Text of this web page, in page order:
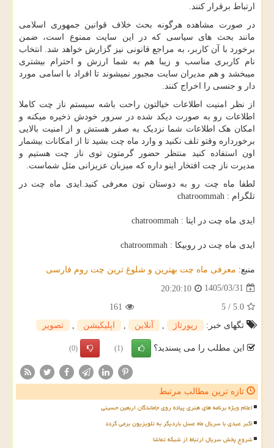
ارتباط برقرار کنند.
در صورت مشاهده هرگونه بحث خلاف قوانین جمهوری اسلامی
مانند بحث های سیاسی که در این سایت ممنوع است، ضمن
برخورد با آن کاربر، به مراجع قانونی نیز گزارش خواهد شد. انتخاب
نام کاربری مناسب و زیبا هم به شما ارزش و احترام بیشتری
میبخشد و هم مدیران سایت مجبور نمیشوند تا افراد با اسامی مورد
دار و جنسی را اخراج کنند.
از نظر امنیت اطلاعات خیالتون راحت باشه سیستم ناز چت کاملا
اطلاعات رو به صورت دیکد شده در سرور خودش ذخیره میکنه و
امکان هک اطلاعات شما نزدیک به صفر هستش و از امنیت بالایی
برخورداره وقتو تلف نکنید و وارد ماه چت بشید تا از امکانات بیشمار
اون استفاده کنید منتظر حضور گرمتون توی ناز چت هستیم و
مدیرت ناز چت افتخار اینو داره که میزبان عزیزانی مثل شماست.
لطفا ماه چت رو به دوستان تون معرفی کنید.ایدی ماه چت در
تلگرام : chatroommah
ایدی ماه چت در ایتا : chatroommah
ایدی ماه چت در روبیکا : chatroommah
منبع: معرفی ماه چت بهترین و شلوغ ترین چت روم فارسی
1405/03/31
20:20:10
5.0
/
5
161
تگهای خبر:
رپورتاژ آنلاین اپلیكیشن تصویر
این مطلب را می پسندید؟ (1)
(0)
تازه ترین مطالب مرتبط
اعلام ویژه برنامه های هنری پیاده روی جاماندگان اربعین حسینی
اکبر عبدی با سریال ماه عسل باردیگر به تلویزیون برمی گردد
شروع پخش سریال ارتباط از شبکه تماشا